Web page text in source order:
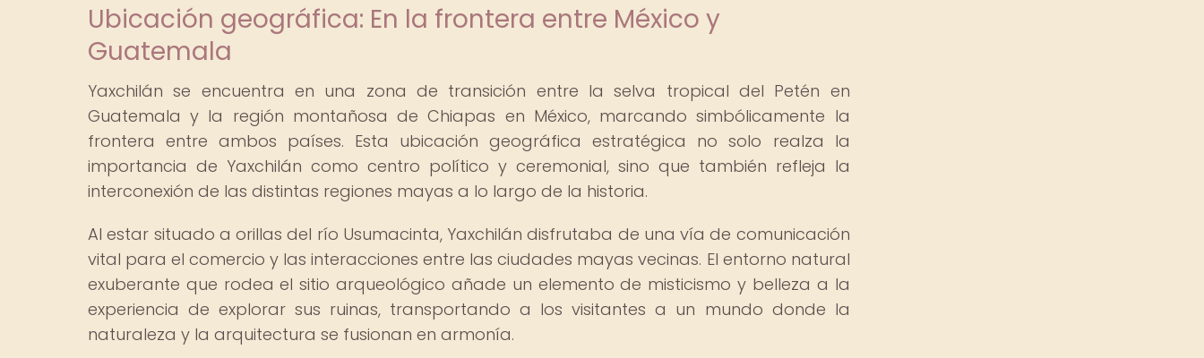
Ubicación geográfica: En la frontera entre México y
Guatemala
Yaxchilán se encuentra en una zona de transición entre la selva tropical del Petén en
Guatemala y la región montañosa de Chiapas en México, marcando simbólicamente la
frontera entre ambos países. Esta ubicación geográfica estratégica no solo realza la
importancia de Yaxchilán como centro político y ceremonial, sino que también refleja la
interconexión de las distintas regiones mayas a lo largo de la historia.
Al estar situado a orillas del río Usumacinta, Yaxchilán disfrutaba de una vía de comunicación
vital para el comercio y las interacciones entre las ciudades mayas vecinas. El entorno natural
exuberante que rodea el sitio arqueológico añade un elemento de misticismo y belleza a la
experiencia de explorar sus ruinas, transportando a los visitantes a un mundo donde la
naturaleza y la arquitectura se fusionan en armonía.